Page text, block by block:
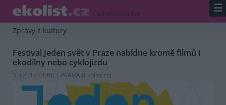
/ kultura / zprávy ☰
Zprávy z kultury
Festival Jeden svět v Praze nabídne kromě filmů i
ekodílny nebo cyklojízdu
3.3.2017 01:06 | PRAHA (Ekolist.cz)